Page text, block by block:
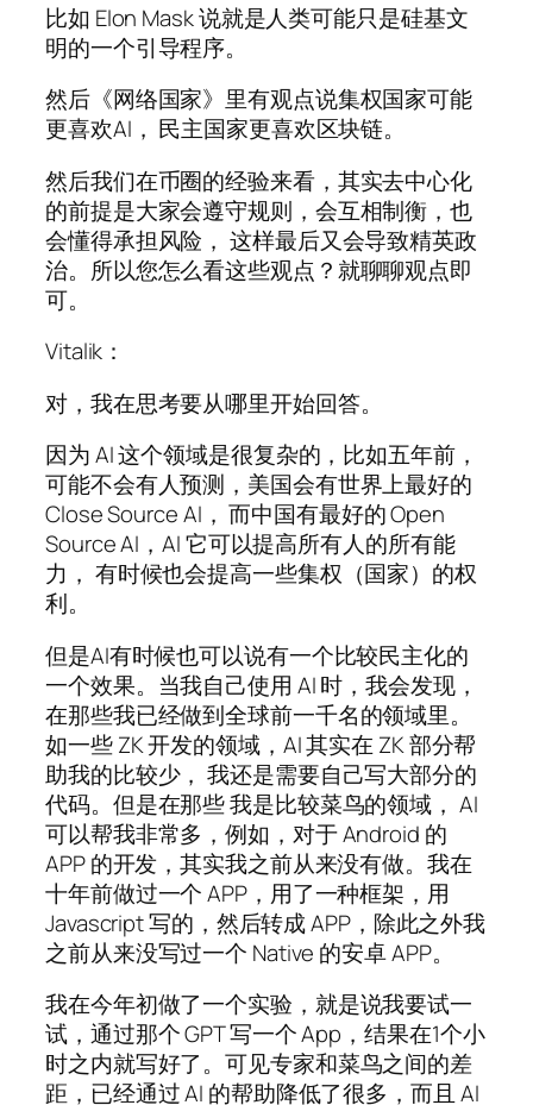
比如 Elon Mask 说就是人类可能只是硅基文
明的一个引导程序。
然后《网络国家》里有观点说集权国家可能
更喜欢AI， 民主国家更喜欢区块链。
然后我们在币圈的经验来看，其实去中心化
的前提是大家会遵守规则，会互相制衡，也
会懂得承担风险， 这样最后又会导致精英政
治。所以您怎么看这些观点？就聊聊观点即
可。
Vitalik：
对，我在思考要从哪里开始回答。
因为 AI 这个领域是很复杂的，比如五年前，
可能不会有人预测，美国会有世界上最好的
Close Source AI， 而中国有最好的 Open
Source AI，AI 它可以提高所有人的所有能
力， 有时候也会提高一些集权（国家）的权
利。
但是AI有时候也可以说有一个比较民主化的
一个效果。当我自己使用 AI 时，我会发现，
在那些我已经做到全球前一千名的领域里。
如一些 ZK 开发的领域，AI 其实在 ZK 部分帮
助我的比较少， 我还是需要自己写大部分的
代码。但是在那些 我是比较菜鸟的领域， AI
可以帮我非常多，例如，对于 Android 的
APP 的开发，其实我之前从来没有做。我在
十年前做过一个 APP，用了一种框架，用
Javascript 写的，然后转成 APP，除此之外我
之前从来没写过一个 Native 的安卓 APP。
我在今年初做了一个实验，就是说我要试一
试，通过那个 GPT 写一个 App，结果在1个小
时之内就写好了。可见专家和菜鸟之间的差
距，已经通过 AI 的帮助降低了很多，而且 AI